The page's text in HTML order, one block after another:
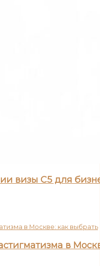
визы C5 для
в